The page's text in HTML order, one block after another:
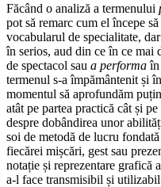
Făcând o analiză a termenului
pot să remarc cum el începe
vocabularul de specialitate,
în serios, aud din ce în ce mai
de spectacol sau a performaîn
termenul s-a împământenit și
momentul să aprofundăm
atât pe partea practică cât și
despre dobândirea unor
soi de metodă de lucru
fiecărei mișcări, gest sau
notație și reprezentare grafică
a-l face transmisibil și